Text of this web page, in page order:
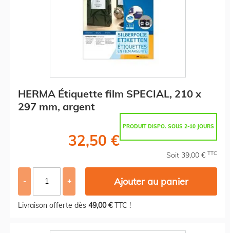
HERMA Étiquette film SPECIAL, 210 x
297 mm, argent
PRODUIT DISPO. SOUS 2-10 JOURS
32,50 €
Soit 39,00 € TTC
- + Ajouter au panier
Livraison offerte dès 49,00 €TTC !